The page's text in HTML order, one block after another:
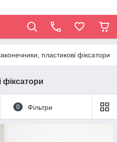
пластикові фіксатори
фіксатори
0 Фільтри